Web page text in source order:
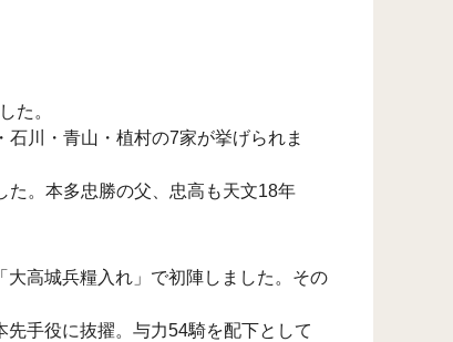
た。
川・青山・植村の7家が挙げられま
た。本多忠勝の父、忠高も天文18年
高城兵糧入れ」で初陣しました。その
手役に抜擢。与力54騎を配下として